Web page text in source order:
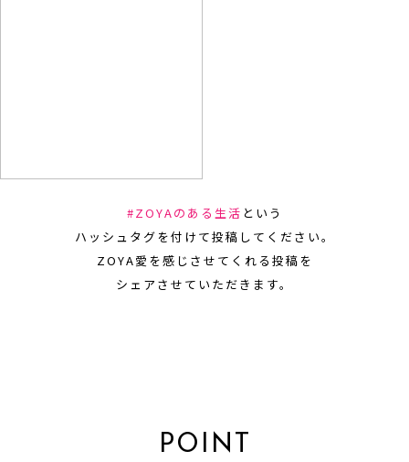
#ZOYAのある生活 という
ハッシュタグを付けて投稿してください。
ZOYA愛を感じさせてくれる投稿を
シェアさせていただきます。
POINT